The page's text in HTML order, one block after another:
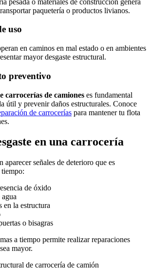
paquetería o productos livianos.
uso
en caminos en mal estado o en ambientes
mayor desgaste estructural.
preventivo
carrocerías de camiones es fundamental
útil y prevenir daños estructurales. Conoce
de carrocerías para mantener tu flota
en una carrocería
aparecer señales de deterioro que es
de óxido
en la estructura
o bisagras
a tiempo permite realizar reparaciones
mayor.